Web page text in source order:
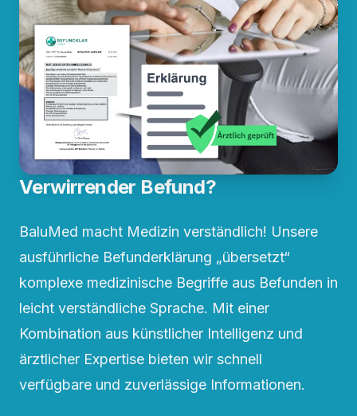
Verwirrender Befund?
BaluMed macht Medizin verständlich! Unsere
ausführliche Befunderklärung „übersetzt“
komplexe medizinische Begriffe aus Befunden in
leicht verständliche Sprache. Mit einer
Kombination aus künstlicher Intelligenz und
ärztlicher Expertise bieten wir schnell
verfügbare und zuverlässige Informationen.